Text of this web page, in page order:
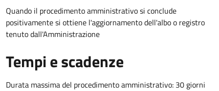
Quando il procedimento amministrativo si conclude
positivamente si ottiene l'aggiornamento dell'albo o registro
tenuto dall'Amministrazione
Tempi e scadenze
Durata massima del procedimento amministrativo: 30 giorni